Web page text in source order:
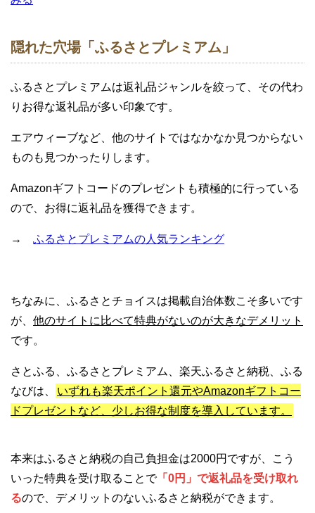
隠れた穴場「ふるさとプレミアム」
ふるさとプレミアムは返礼品ジャンルを絞って、その代わ
りお得な返礼品が多い印象です。
エアウィーブなど、他のサイトではなかなか見つからない
ものも見つかったりします。
Amazonギフトコードのプレゼントも積極的に行っている
ので、お得に返礼品を獲得できます。
→ ふるさとプレミアムの人気ランキング
ちなみに、ふるさとチョイスは掲載自治体数こそ多いです
が、 他のサイトに比べて特典がないのが大きなデメリット
です。
さとふる、ふるさとプレミアム、楽天ふるさと納税、ふる
なびは、
いずれも楽天ポイント還元やAmazonギフトコー
ドプレゼントなど、少しお得な制度を導入しています。
本来はふるさと納税の自己負担金は2000円ですが、こう
いった特典を受け取ることで「0円」で返礼品を受け取れ
るので、デメリットのないふるさと納税ができます。